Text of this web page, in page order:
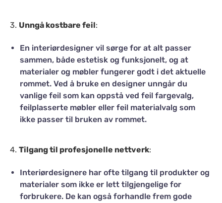
3. Unngå kostbare feil:
En interiørdesigner vil sørge for at alt passer
sammen, både estetisk og funksjonelt, og at
materialer og møbler fungerer godt i det aktuelle
rommet. Ved å bruke en designer unngår du
vanlige feil som kan oppstå ved feil fargevalg,
feilplasserte møbler eller feil materialvalg som
ikke passer til bruken av rommet.
4. Tilgang til profesjonelle nettverk:
Interiørdesignere har ofte tilgang til produkter og
materialer som ikke er lett tilgjengelige for
forbrukere. De kan også forhandle frem gode